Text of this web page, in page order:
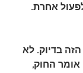
אחרת.
בדיוק. לא
החוק,